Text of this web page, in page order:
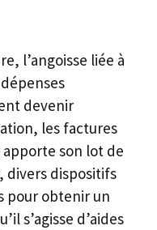
l’angoisse liée à
devenir
les factures
son lot de
divers dispositifs
pour obtenir un
s’agisse d’aides